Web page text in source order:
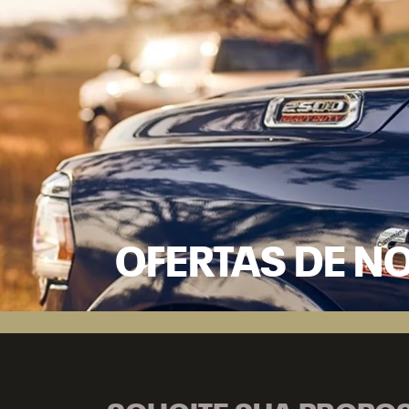
OFERTAS DE